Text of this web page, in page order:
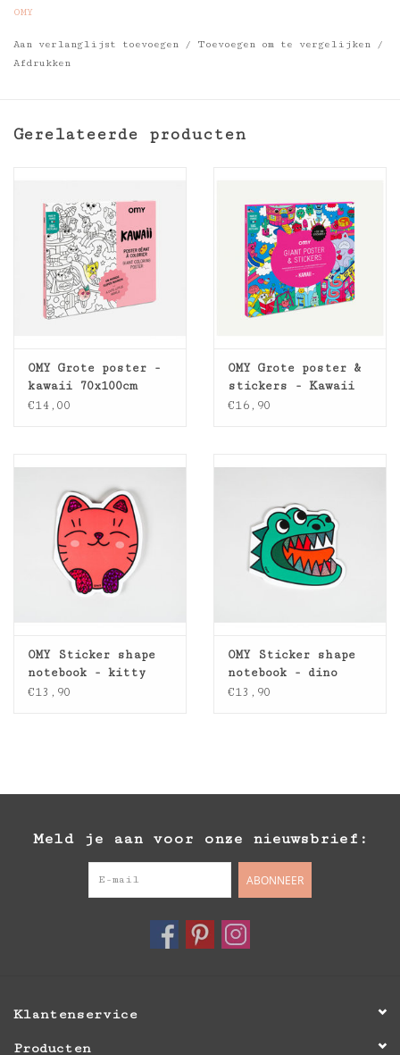
hologrammen, neonkleuren, stickers en creatieve
vrije tijd.
OMY
Aan verlanglijst toevoegen / Toevoegen om te vergelijken
/
Afdrukken
Gerelateerde producten
OMY Grote poster -
kawaii 70x100cm
€14,00
OMY Grote poster &
stickers - Kawaii
€16,90
OMY Sticker shape
notebook - kitty
€13,90
OMY Sticker shape
notebook - dino
€13,90
Meld je aan voor onze nieuwsbrief:
ABONNEER
Klantenservice
Producten